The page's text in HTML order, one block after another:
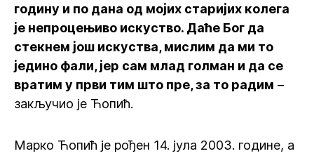
годину и по дана од мојих старијих колега
је непроцењиво искуство. Даће Бог да
стекнем још искуства, мислим да ми то
једино фали, јер сам млад голман и да се
вратим у први тим што пре, за то радим –
закључио је Ћопић.
Марко Ћопић је рођен 14. јула 2003. године, а